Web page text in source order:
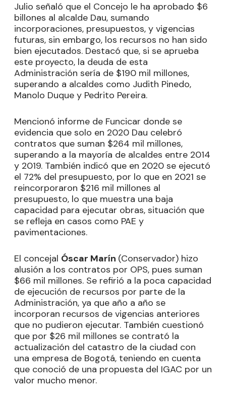
Julio señaló que el Concejo le ha aprobado $6
billones al alcalde Dau, sumando
incorporaciones, presupuestos, y vigencias
futuras, sin embargo, los recursos no han sido
bien ejecutados. Destacó que, si se aprueba
este proyecto, la deuda de esta
Administración sería de $190 mil millones,
superando a alcaldes como Judith Pinedo,
Manolo Duque y Pedrito Pereira.
Mencionó informe de Funcicar donde se
evidencia que solo en 2020 Dau celebró
contratos que suman $264 mil millones,
superando a la mayoría de alcaldes entre 2014
y 2019. También indicó que en 2020 se ejecutó
el 72% del presupuesto, por lo que en 2021 se
reincorporaron $216 mil millones al
presupuesto, lo que muestra una baja
capacidad para ejecutar obras, situación que
se refleja en casos como PAE y
pavimentaciones.
El concejal Óscar Marín (Conservador) hizo
alusión a los contratos por OPS, pues suman
$66 mil millones. Se refirió a la poca capacidad
de ejecución de recursos por parte de la
Administración, ya que año a año se
incorporan recursos de vigencias anteriores
que no pudieron ejecutar. También cuestionó
que por $26 mil millones se contrató la
actualización del catastro de la ciudad con
una empresa de Bogotá, teniendo en cuenta
que conoció de una propuesta del IGAC por un
valor mucho menor.